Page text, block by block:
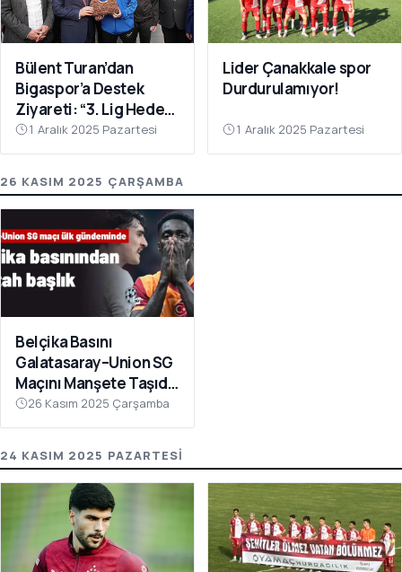
Bülent Turan’dan
Bigaspor’a Destek
Ziyareti: “3. Lig Hedefi
Çok Yakın”
1 Aralık 2025 Pazartesi
Lider Çanakkale spor
Durdurulamıyor!
1 Aralık 2025 Pazartesi
26 KASIM 2025 ÇARŞAMBA
Belçika Basını
Galatasaray–Union SG
Maçını Manşete Taşıdı:
“50 Bin Türk’ü
Susturdular”
26 Kasım 2025 Çarşamba
24 KASIM 2025 PAZARTESI